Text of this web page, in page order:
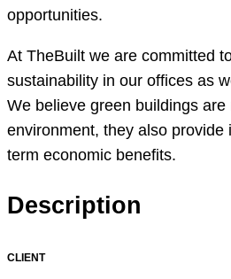
opportunities.
At TheBuilt we are committed
sustainability in our offices as
We believe green buildings
environment, they also provide
term economic benefits.
Description
CLIENT